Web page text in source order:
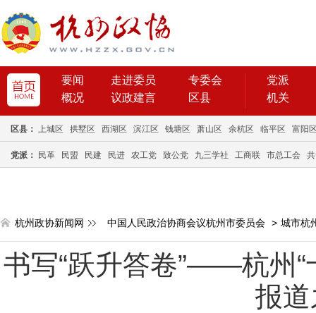
要闻 走进委员
专委会
概况
议政建言 区县
党派
机关
区县： 上城区 拱墅区 西湖区 滨江区 钱塘区 萧山区 余杭区 临平区 富阳
党派： 民革 民盟 民建 民进 农工党 致公党 九三学社 工商联 市总工会
杭州政协新闻网 中国人民政治协商会议杭州市委员会 > 城市杭
书写“跃升答卷”——杭州“
报